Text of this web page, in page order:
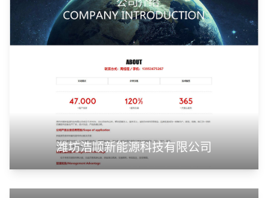
潍坊浩顺新能源科技有限公司